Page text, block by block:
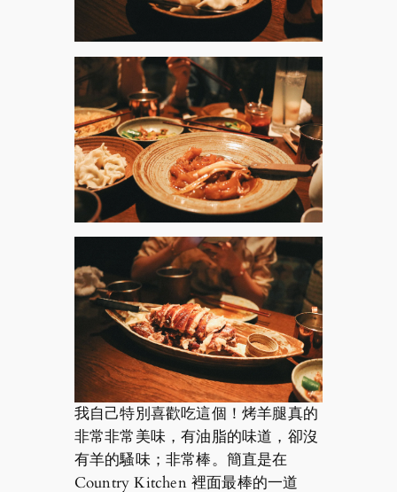
我自己特別喜歡吃這個！烤羊腿真的
非常非常美味，有油脂的味道，卻沒
有羊的騷味；非常棒。簡直是在
Country Kitchen 裡面最棒的一道